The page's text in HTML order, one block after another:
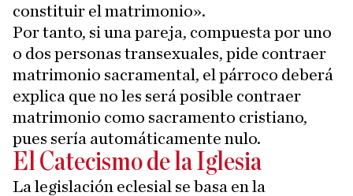
constituir el matrimonio».
Por tanto, si una pareja, compuesta por uno
o dos personas transexuales, pide contraer
matrimonio sacramental, el párroco deberá
explica que no les será posible contraer
matrimonio como sacramento cristiano,
pues sería automáticamente nulo.
El Catecismo de la Iglesia
La legislación eclesial se basa en la